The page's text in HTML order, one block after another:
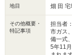
地目 畑 田 宅
その他概要・
特記事項
担当者
市ガス
備一式
5年11